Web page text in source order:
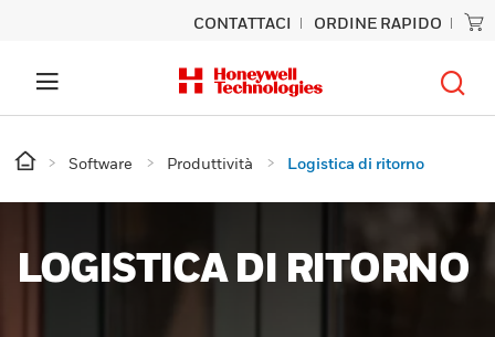
CONTATTACI ORDINE RAPIDO
Software Produttività Logistica di ritorno
LOGISTICA DI RITORNO